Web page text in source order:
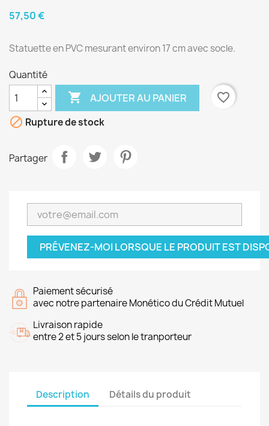
57,50 €
Statuette en PVC mesurant environ 17 cm avec socle.
Quantité
 AJOUTER AU PANIER
favorite_border
 Rupture de stock
Partager
PRÉVENEZ-MOI LORSQUE LE PRODUIT EST
Paiement sécurisé
avec notre partenaire Monético du Crédit Mutuel
Livraison rapide
entre 2 et 5 jours selon le tranporteur
Description Détails du produit